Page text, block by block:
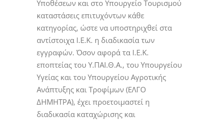
Υποθέσεων και στο Υπουργείο Τουρισμού
καταστάσεις επιτυχόντων κάθε
κατηγορίας, ώστε να υποστηριχθεί στα
αντίστοιχα Ι.Ε.Κ. η διαδικασία των
εγγραφών. Όσον αφορά τα Ι.Ε.Κ.
εποπτείας του Υ.ΠΑΙ.Θ.Α., του Υπουργείου
Υγείας και του Υπουργείου Αγροτικής
Ανάπτυξης και Τροφίμων (ΕΛΓΟ
ΔΗΜΗΤΡΑ), έχει προετοιμαστεί η
διαδικασία καταχώρισης και